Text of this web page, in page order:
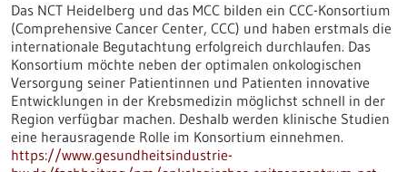
Das NCT Heidelberg und das MCC bilden ein CCC-Konsortium
(Comprehensive Cancer Center, CCC) und haben erstmals die
internationale Begutachtung erfolgreich durchlaufen. Das
Konsortium möchte neben der optimalen onkologischen
Versorgung seiner Patientinnen und Patienten innovative
Entwicklungen in der Krebsmedizin möglichst schnell in der
Region verfügbar machen. Deshalb werden klinische Studien
eine herausragende Rolle im Konsortium einnehmen.
https://www.gesundheitsindustrie-